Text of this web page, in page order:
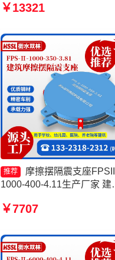
震支座FPSII-5000-300-
FPSII-4000-300-3.48生产
家
￥13321
推荐
摩擦摆隔震支座
1000-400-4.11生产厂家 建
震支座 摩擦摆隔震支座
￥7707